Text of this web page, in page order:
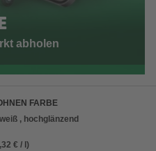
abholen
FARBE
, hochglänzend
€ / l)